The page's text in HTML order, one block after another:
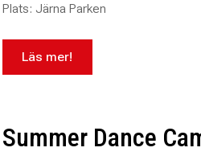
Plats: Järna Parken
Läs mer!
Summer Dance